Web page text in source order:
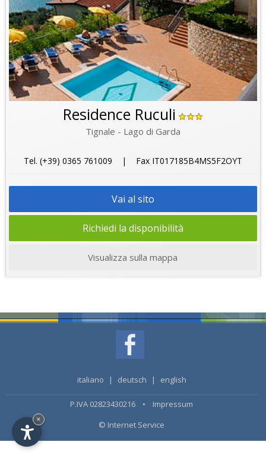
Residence Ruculi
Tignale - Lago di Garda
Tel. (+39) 0365 761009 | Fax IT017185B4MS5F2OYT
Vai al sito
Richiedi la disponibilità
Visualizza sulla mappa
italiano | deutsch | english
P.IVA 02823430216 • Impressum
© Internet Service
×